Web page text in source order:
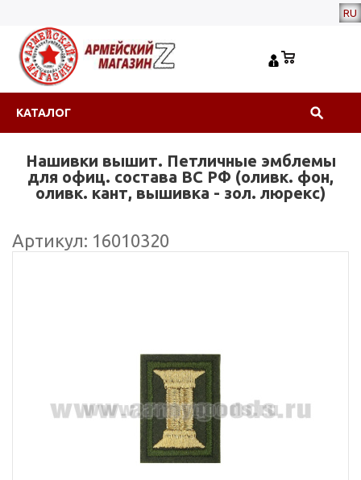
RU
КАТАЛОГ
Нашивки вышит. Петличные эмблемы
для офиц. состава ВС РФ (оливк. фон,
оливк. кант, вышивка - зол. люрекс)
Артикул: 16010320